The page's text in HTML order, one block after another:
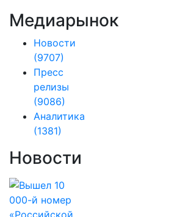
Медиарынок
Новости
(9707)
Пресс
релизы
(9086)
Аналитика
(1381)
Новости